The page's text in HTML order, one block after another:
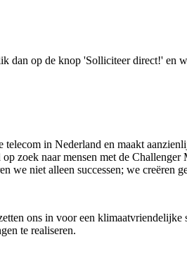
dan op de knop 'Solliciteer direct!' en
in Nederland en maakt
zoek naar mensen met de
niet alleen successen; we creëren
ons in voor een
te realiseren.